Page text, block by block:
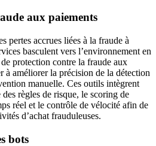
aux paiements
pertes accrues liées à la fraude à
basculent vers l’environnement en
protection contre la fraude aux
à améliorer la précision de la détection
manuelle. Ces outils intègrent
règles de risque, le scoring de
réel et le contrôle de vélocité afin de
d’achat frauduleuses.
bots